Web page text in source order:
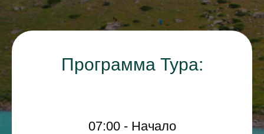
Программа Тура:
07:00 - Начало